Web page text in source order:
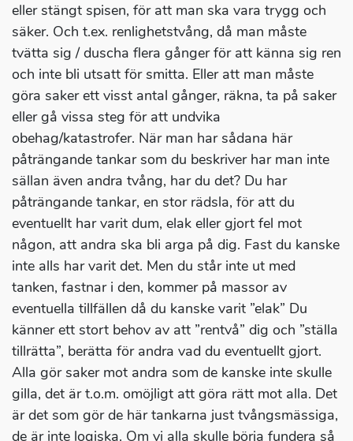
eller stängt spisen, för att man ska vara trygg och
säker. Och t.ex. renlighetstvång, då man måste
tvätta sig / duscha flera gånger för att känna sig ren
och inte bli utsatt för smitta. Eller att man måste
göra saker ett visst antal gånger, räkna, ta på saker
eller gå vissa steg för att undvika
obehag/katastrofer. När man har sådana här
påträngande tankar som du beskriver har man inte
sällan även andra tvång, har du det? Du har
påträngande tankar, en stor rädsla, för att du
eventuellt har varit dum, elak eller gjort fel mot
någon, att andra ska bli arga på dig. Fast du kanske
inte alls har varit det. Men du står inte ut med
tanken, fastnar i den, kommer på massor av
eventuella tillfällen då du kanske varit ”elak” Du
känner ett stort behov av att ”rentvå” dig och ”ställa
tillrätta”, berätta för andra vad du eventuellt gjort.
Alla gör saker mot andra som de kanske inte skulle
gilla, det är t.o.m. omöjligt att göra rätt mot alla. Det
är det som gör de här tankarna just tvångsmässiga,
de är inte logiska. Om vi alla skulle börja fundera så